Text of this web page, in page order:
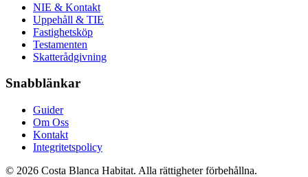
NIE & Kontakt
Uppehåll & TIE
Fastighetsköp
Testamenten
Skatterådgivning
Snabblänkar
Guider
Om Oss
Kontakt
Integritetspolicy
© 2026 Costa Blanca Habitat. Alla rättigheter förbehållna.